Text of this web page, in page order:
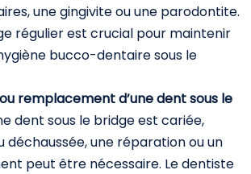
une gingivite ou une parodontite.
régulier est crucial pour maintenir
bucco-dentaire sous le
remplacement d’une dent sous le
dent sous le bridge est cariée,
déchaussée, une réparation ou un
peut être nécessaire. Le dentiste